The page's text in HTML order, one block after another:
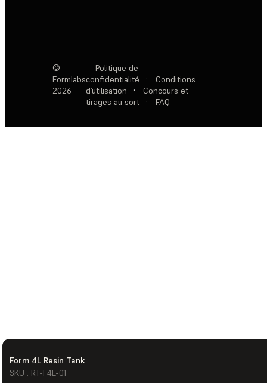
Form 4L Resin Tank
SKU : RT-F4L-01
©
Formlabs
2026
Politique de
confidentialité
·
Conditions
d’utilisation
·
Concours et
tirages au sort
· FAQ